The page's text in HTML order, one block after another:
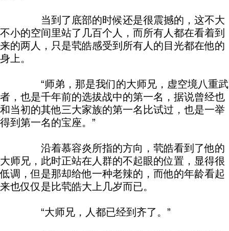
当到了底部的时候还是很震撼的，这不大
不小的空间里站了几百个人，而所有人都在看着到
来的两人，只是茕皓感受到所有人的目光都在他的
身上。
“师弟，那是我们的大师兄，虚空境八重武
者，也是千年前的选拔战中的第一名，据说曾经也
和当初的其他三大家族的第一名比试过，也是一举
得到第一名的宝座。”
沿着慕容炎所指的方向，茕皓看到了他的
大师兄，此时正站在人群的不起眼的位置，显得很
低调，但是那却给他一种老辣的，而他的年龄看起
来也仅仅是比茕皓大上几岁而已。
“大师兄，人都已经到齐了。”